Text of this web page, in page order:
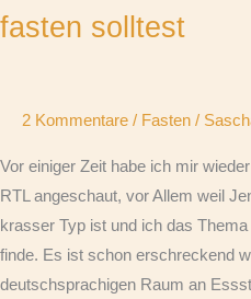
fasten solltest
2 Kommentare / Fasten /
Vor einiger Zeit habe ich mir
RTL angeschaut, vor Allem weil
krasser Typ ist und ich das
finde. Es ist schon erschreckend
deutschsprachigen Raum an
du